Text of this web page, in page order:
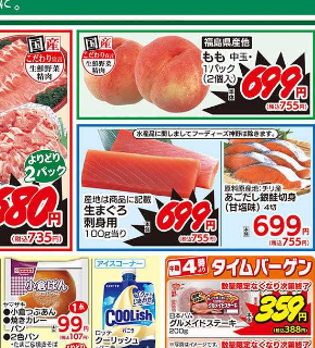
れるレシピ
マンの
豚肩ロースで スタミナ生
姜焼き